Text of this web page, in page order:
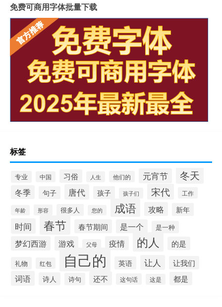
免费可商用字体批量下载
标签
专业 中国 习俗 人生 他们的 元宵节 冬天
冬季 句子 唐代 孩子 孩子们 宋代 工作
年龄 形容 很多人 您的 成语 攻略 新年
时间 春节 春节期间 是一个 是一种
梦幻西游 游戏 父母 疫情 的人 的是
礼物 红包 自己的 英语 让人 让我们
词语 诗人 诗句 还不 这句话 这是 都是